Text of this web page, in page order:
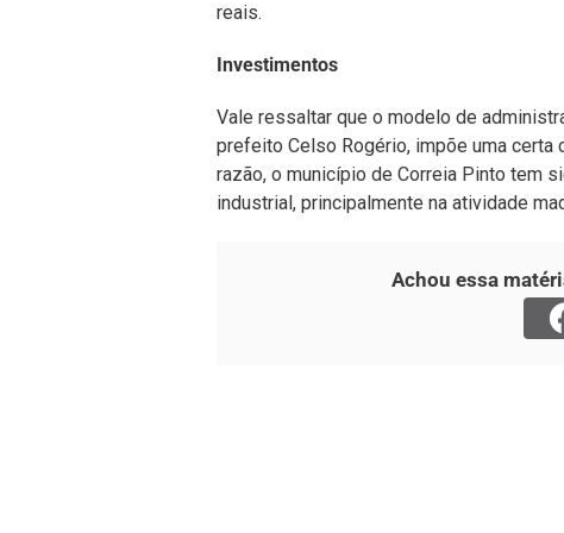
reais.
Investimentos
Vale ressaltar que o modelo de
prefeito Celso Rogério, impõe uma
razão, o município de Correia Pinto tem
industrial, principalmente na atividade
Achou essa